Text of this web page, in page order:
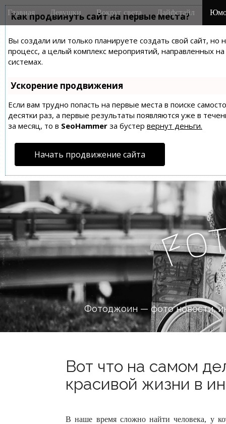
Как продвинуть сайт на первые места?
Вы создали или только планируете создать свой сайт,
процесс, а целый комплекс мероприятий, направленных
системах.
Ускорение продвижения
Если вам трудно попасть на первые места в поиске
десятки раз, а первые результаты появляются уже в
за месяц, то в SeoHammer за бустер вернут деньги.
Начать продвижение сайта
M
a
n
m
e
n
u
i
Главная Девушки Вокруг света Лайфстайл
Fo
Фотоджоин — фото новости,
Вот что на самом
красивой жизни в
В наше время сложно найти человека, у